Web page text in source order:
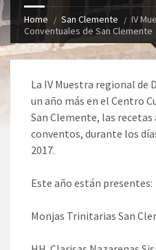
Home San Clemente
IV
Conventuales de San Clemente
La IV Muestra regional de
un año más en el Centro
San Clemente, las
conventos, durante los
2017.
Este año están presentes:
Monjas Trinitarias San